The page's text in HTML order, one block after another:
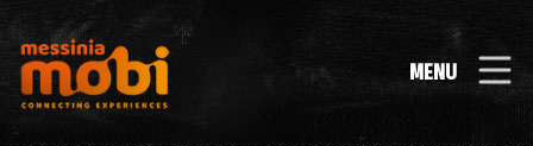
MENU